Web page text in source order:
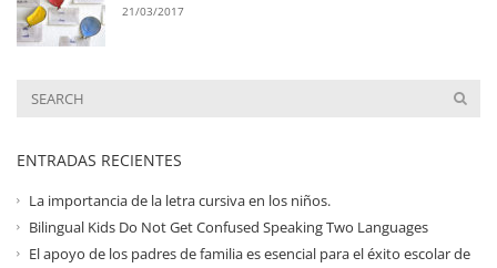
21/03/2017
ENTRADAS RECIENTES
La importancia de la letra cursiva en los niños.
Bilingual Kids Do Not Get Confused Speaking Two Languages
El apoyo de los padres de familia es esencial para el éxito escolar de